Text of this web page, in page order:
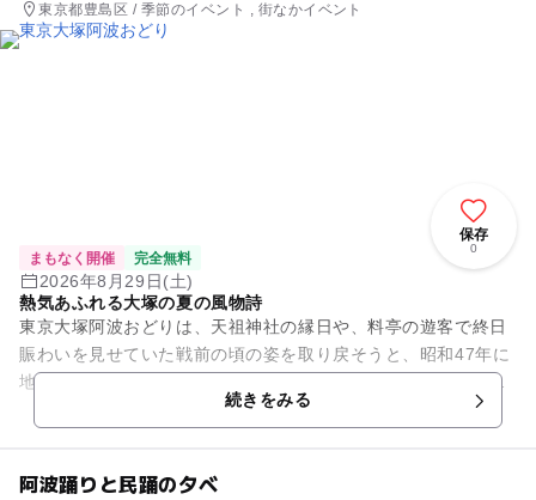
東京都豊島区 / 季節のイベント , 街なかイベント
保存
0
まもなく開催 完全無料
2026年8月29日(土)
熱気あふれる大塚の夏の風物詩
東京大塚阿波おどりは、天祖神社の縁日や、料亭の遊客で終日
賑わいを見せていた戦前の頃の姿を取り戻そうと、昭和47年に
地元商店街の主催でスタート。人と人との繋がりや手作り感を
大事にし、毎年多くの踊り...続きをみる
阿波踊りと民踊の夕べ